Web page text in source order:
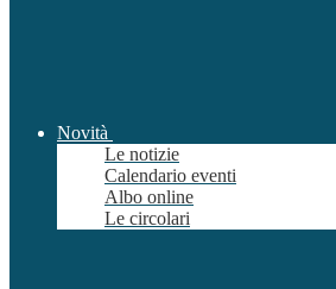
Novità
Le notizie
Calendario eventi
Albo online
Le circolari